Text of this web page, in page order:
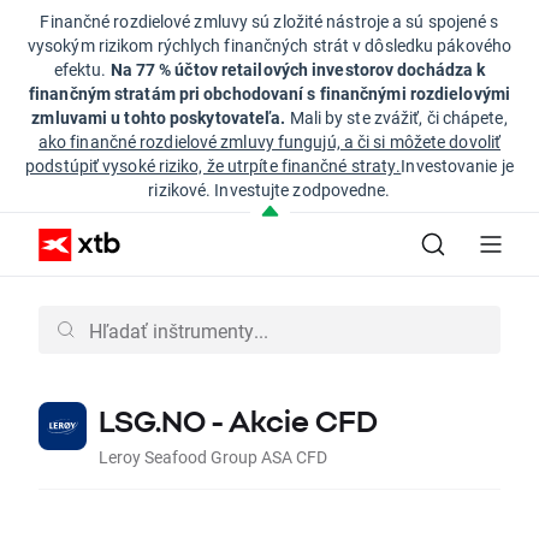
Finančné rozdielové zmluvy sú zložité nástroje a sú spojené s
vysokým rizikom rýchlych finančných strát v dôsledku pákového
efektu. Na 77 % účtov retailových investorov dochádza k
finančným stratám pri obchodovaní s finančnými rozdielovými
zmluvami u tohto poskytovateľa. Mali by ste zvážiť, či chápete,
ako finančné rozdielové zmluvy fungujú, a či si môžete dovoliť
podstúpiť vysoké riziko, že utrpíte finančné straty.Investovanie je
rizikové. Investujte zodpovedne.
LSG.NO - Akcie CFD
Leroy Seafood Group ASA CFD